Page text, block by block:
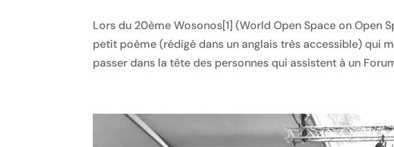
Lors du 20ème Wosonos[1] (World Open Space on Open
petit poème (rédigé dans un anglais très accessible) qui
passer dans la tête des personnes qui assistent à un